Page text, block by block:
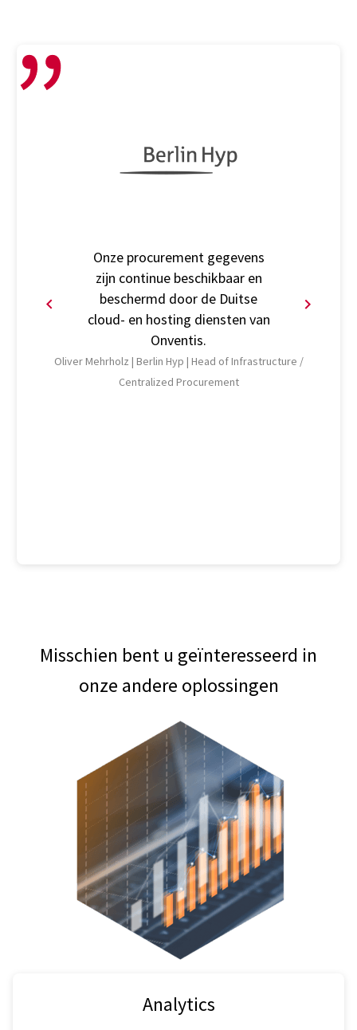
Onze procurement gegevens
zijn continue beschikbaar en
beschermd door de Duitse
cloud- en hosting diensten van
Onventis.
Oliver Mehrholz | Berlin Hyp | Head of Infrastructure /
Centralized Procurement
Misschien bent u geïnteresseerd in
onze andere oplossingen
Analytics